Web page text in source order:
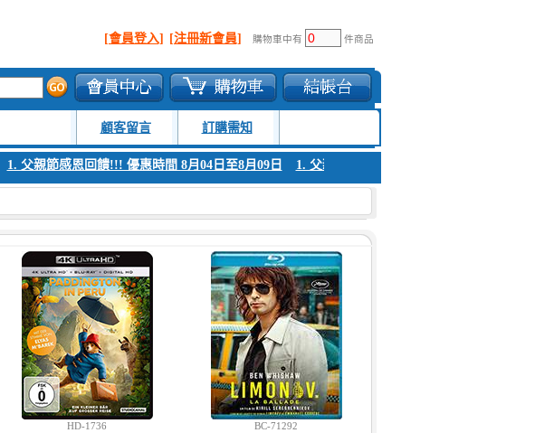
[會員登入] [注冊新會員] 購物車中有 件商品
顧客留言 訂購需知
1. 父親節感恩回饋!!! 優惠時間 8月04日至8月09日 1. 父親節感恩回饋!!! 優惠時間 8月04日至8月
HD-1736
BC-71292